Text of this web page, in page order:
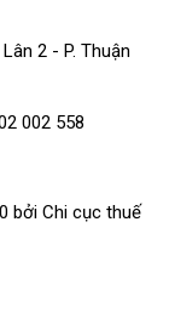
2 - P. Thuận
002 558
bởi Chi cục thuế